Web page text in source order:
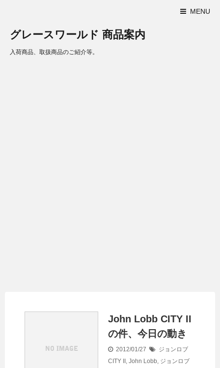
MENU
グレースワールド 商品案内
入荷商品、取扱商品のご紹介等。
John Lobb CITY II
の件、今日の動き
2012/01/27
ジョンロブ
CITY II , John Lobb, ジョンロブ